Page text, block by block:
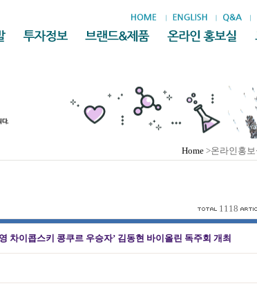
Home >온라인홍
1118
차이콥스키 콩쿠르 우승자’ 김동현 바이올린 독주회 개최